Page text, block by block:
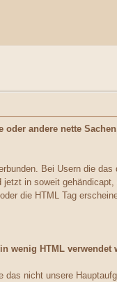
andere nette
Bei Usern die
in soweit
die HTML Tag
wenig HTML
nicht unsere